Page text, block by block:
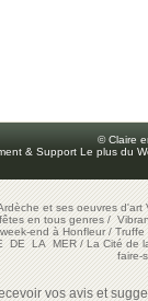
© Claire
& Support Le plus du
et ses oeuvres d'art
en tous genres/
end à Honfleur/Truffe
DE LA MER/La Cité de
faire-
vos avis et